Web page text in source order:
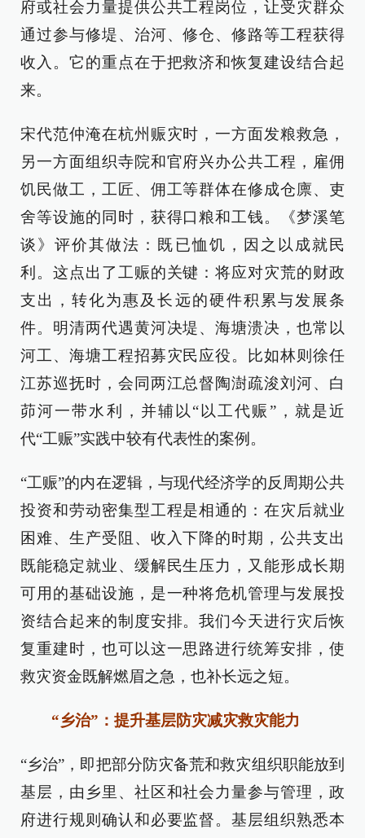
府或社会力量提供公共工程岗位，让受灾群众
通过参与修堤、治河、修仓、修路等工程获得
收入。它的重点在于把救济和恢复建设结合起
来。
宋代范仲淹在杭州赈灾时，一方面发粮救急，
另一方面组织寺院和官府兴办公共工程，雇佣
饥民做工，工匠、佣工等群体在修成仓廪、吏
舍等设施的同时，获得口粮和工钱。《梦溪笔
谈》评价其做法：既已恤饥，因之以成就民
利。这点出了工赈的关键：将应对灾荒的财政
支出，转化为惠及长远的硬件积累与发展条
件。明清两代遇黄河决堤、海塘溃决，也常以
河工、海塘工程招募灾民应役。比如林则徐任
江苏巡抚时，会同两江总督陶澍疏浚刘河、白
茆河一带水利，并辅以“以工代赈”，就是近
代“工赈”实践中较有代表性的案例。
“工赈”的内在逻辑，与现代经济学的反周期公共
投资和劳动密集型工程是相通的：在灾后就业
困难、生产受阻、收入下降的时期，公共支出
既能稳定就业、缓解民生压力，又能形成长期
可用的基础设施，是一种将危机管理与发展投
资结合起来的制度安排。我们今天进行灾后恢
复重建时，也可以这一思路进行统筹安排，使
救灾资金既解燃眉之急，也补长远之短。
“乡治”：提升基层防灾减灾救灾能力
“乡治”，即把部分防灾备荒和救灾组织职能放到
基层，由乡里、社区和社会力量参与管理，政
府进行规则确认和必要监督。基层组织熟悉本